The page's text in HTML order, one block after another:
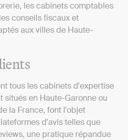
les cabinets comptables
conseils fiscaux et
aux villes de Haute-
tous les cabinets d'expertise
en Haute-Garonne ou
la France, font l'objet
d'avis telles que
une pratique répandue